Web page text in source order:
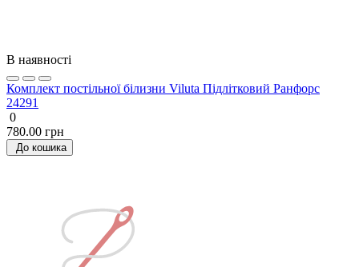
В наявності
Комплект постільної білизни Viluta Підлітковий Ранфорс
24291
0
780.00 грн
До кошика